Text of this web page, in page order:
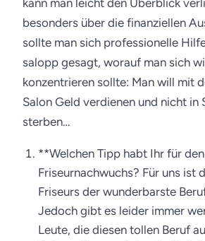
kann man leicht den Überblick
besonders über die finanziellen
sollte man sich professionelle
salopp gesagt, worauf man sich
konzentrieren sollte: Man will mit
Salon Geld verdienen und nicht in
sterben…
**Welchen Tipp habt Ihr für
Friseurnachwuchs? Für uns ist
Friseurs der wunderbarste
Jedoch gibt es leider immer
Leute, die diesen tollen Beruf